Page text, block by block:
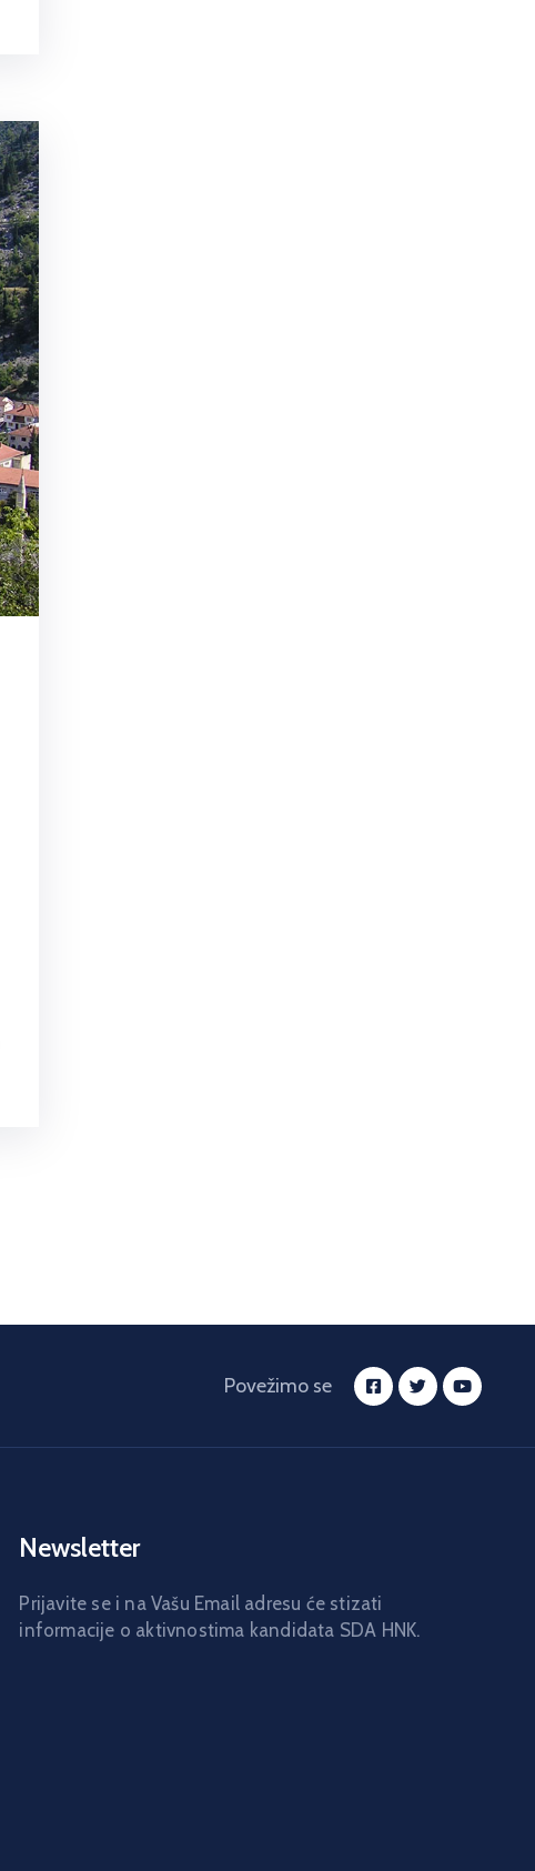
Povežimo se
Newsletter
Prijavite se i na Vašu Email adresu će stizati
informacije o aktivnostima kandidata SDA HNK.